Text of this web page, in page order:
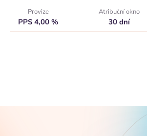
Provize
PPS 4,00 %
Atribuční okno
30 dní